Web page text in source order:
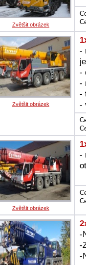
Zvětšit obrázek
Zvětšit obrázek
-
-
-
-
-
Zvětšit obrázek
-
-
-
-